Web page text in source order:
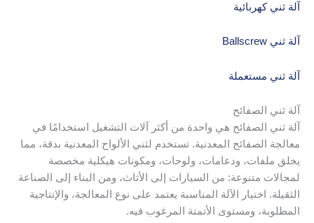
آلة ثني كهربائية
آلة ثني Ballscrew
آلة ثني مستعملة
آلة ثني الصفائح
آلة ثني الصفائح هي واحدة من أكثر آلات التشغيل استخدامًا في
معالجة الصفائح المعدنية. تستخدم لثني الألواح المعدنية بدقة، مما
يخلق ملفات، ودعامات، ولوحات، ومكونات هيكلية مخصصة
لمجالات متنوعة: من السيارات إلى الأثاث، ومن البناء إلى الصناعة
الثقيلة. اختيار الآلة المناسبة يعتمد على نوع المعالجة، والإنتاجية
المطلوبة، ومستوى الأتمتة المرغوب فيه.